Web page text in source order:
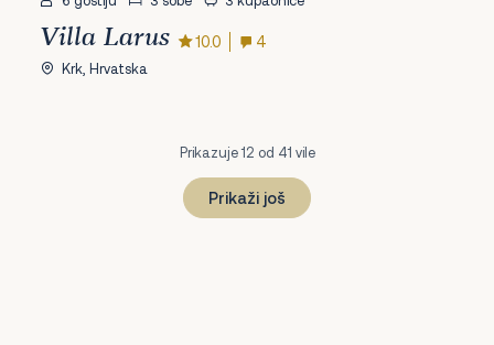
Villa Larus 10.0 4
Krk, Hrvatska
Prikazuje 12 od 41 vile
Prikaži još